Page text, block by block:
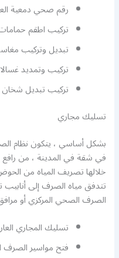
رقم صحي دمعية
تركيب اطقم
تبديل وتركيب
تركيب وتمديد
تركيب تبديل شخان
تسليك مجاري
بشكل أساسي ، يتكون نظام
في شقة في المدينة ، من
خلالها تصريف المياه من
تتدفق مياه الصرف إلى أنابيب
الصرف الصحي المركزي أو
تسليك المجاري
فتح مواسير الصرف